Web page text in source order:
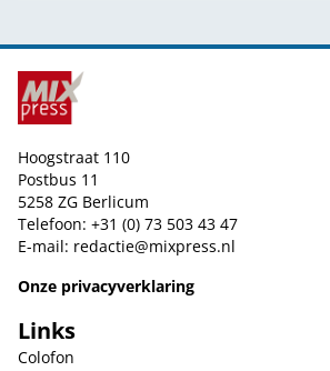
Hoogstraat 110
Postbus 11
5258 ZG Berlicum
Telefoon: +31 (0) 73 503 43 47
E-mail: redactie@mixpress.nl
Onze privacyverklaring
Links
Colofon